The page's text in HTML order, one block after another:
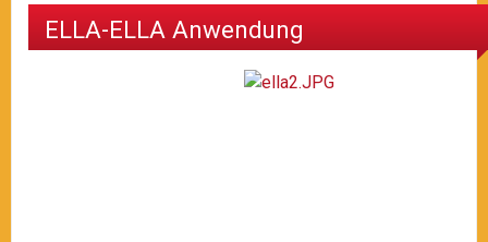
ELLA-ELLA Anwendung